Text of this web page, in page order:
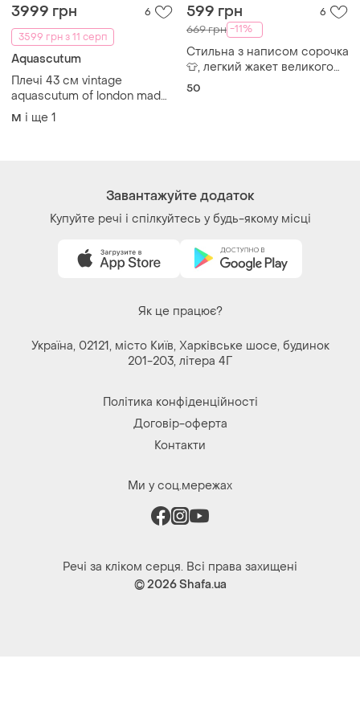
in england size l 100% pure
new wool двобортний на
два гудзики жіночий піджак
перламутр гудзики
і ще 1
Завантажуйте додаток
Купуйте речі і спілкуйтесь у будь-якому місці
Як це працює?
Україна, 02121, місто Київ, Харківське шосе, будинок
201-203, літера 4Г
Політика конфіденційності
Контакти
© 2026Shafa.ua